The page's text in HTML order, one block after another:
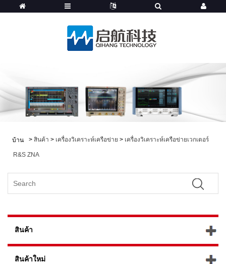
บ้าน > สินค้า > เครื่องวิเคราะห์เครือข่าย > เครื่องวิเคราะห์เครือข่ายเวกเตอร์
R&S ZNA
สินค้า
สินค้าใหม่